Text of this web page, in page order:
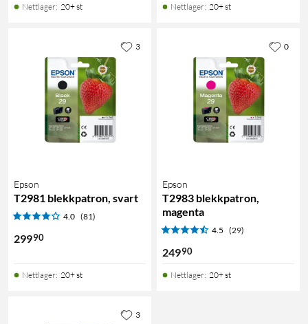
Nettlager: 20+ st Nettlager: 20+ st
Epson
T2981 blekkpatron, svart
4.0 (81)
29990
Nettlager: 20+ st
3
Epson
T2983 blekkpatron,
magenta
4.5 (29)
24990
Nettlager: 20+ st
0
3